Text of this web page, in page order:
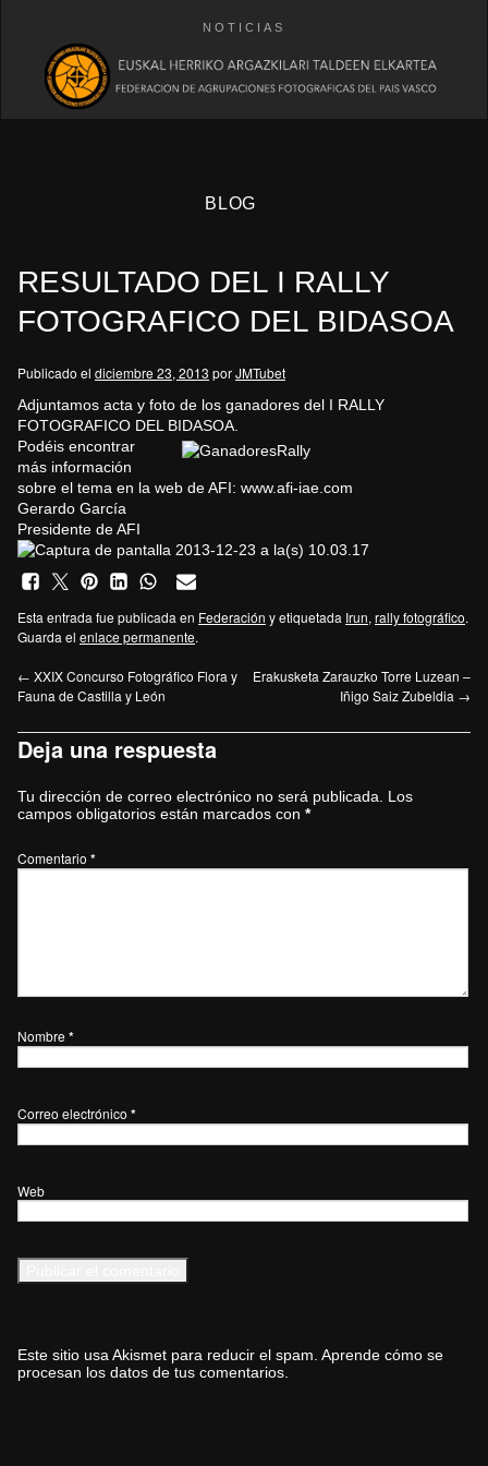
NOTICIAS
BLOG
RESULTADO DEL I RALLY
FOTOGRAFICO DEL BIDASOA
Publicado el diciembre 23, 2013 porJMTubet
Adjuntamos acta y foto de los ganadores del I RALLY
FOTOGRAFICO DEL BIDASOA.
Podéis encontrar
más información
sobre el tema en la web de AFI: www.afi-iae.com
Gerardo García
Presidente de AFI
Esta entrada fue publicada en Federación y etiquetada Irun, rally fotográfico.
Guarda el enlace permanente.
← XXIX Concurso Fotográfico Flora y
Fauna de Castilla y León
Erakusketa Zarauzko Torre Luzean –
Iñigo Saiz Zubeldia →
Deja una respuesta
Tu dirección de correo electrónico no será publicada.
Los
campos obligatorios están marcados con *
Comentario *
Nombre *
Correo electrónico *
Web
Este sitio usa Akismet para reducir el spam. Aprende cómo se
procesan los datos de tus comentarios.